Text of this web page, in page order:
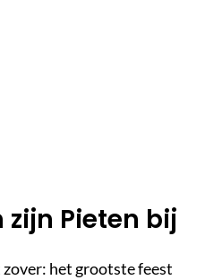
Pieten bij
het grootste feest